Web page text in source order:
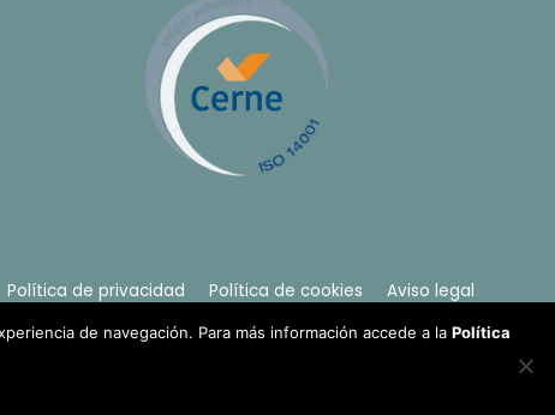
Política de privacidad Política de cookies Aviso legal
de navegación. Para más información accede a la Política